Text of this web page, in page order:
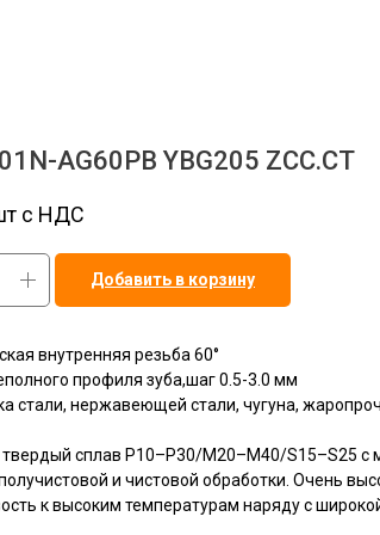
AG60PB YBG205 ZCC.CT
c НДС
Добавить в корзину
внутренняя резьба 60°
профиля зуба,шаг 0.5-3.0 мм
стали, нержавеющей стали, чугуна,
твердый сплав P10–P30/M20–M40/S15–S25
и чистовой обработки. Очень
к высоким температурам наряду с